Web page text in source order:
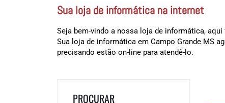
Sua loja de informática na internet
Seja bem-vindo a nossa loja de informática,
Sua loja de informática em Campo Grande MS
precisando estão on-line para atendê-lo.
PROCURAR